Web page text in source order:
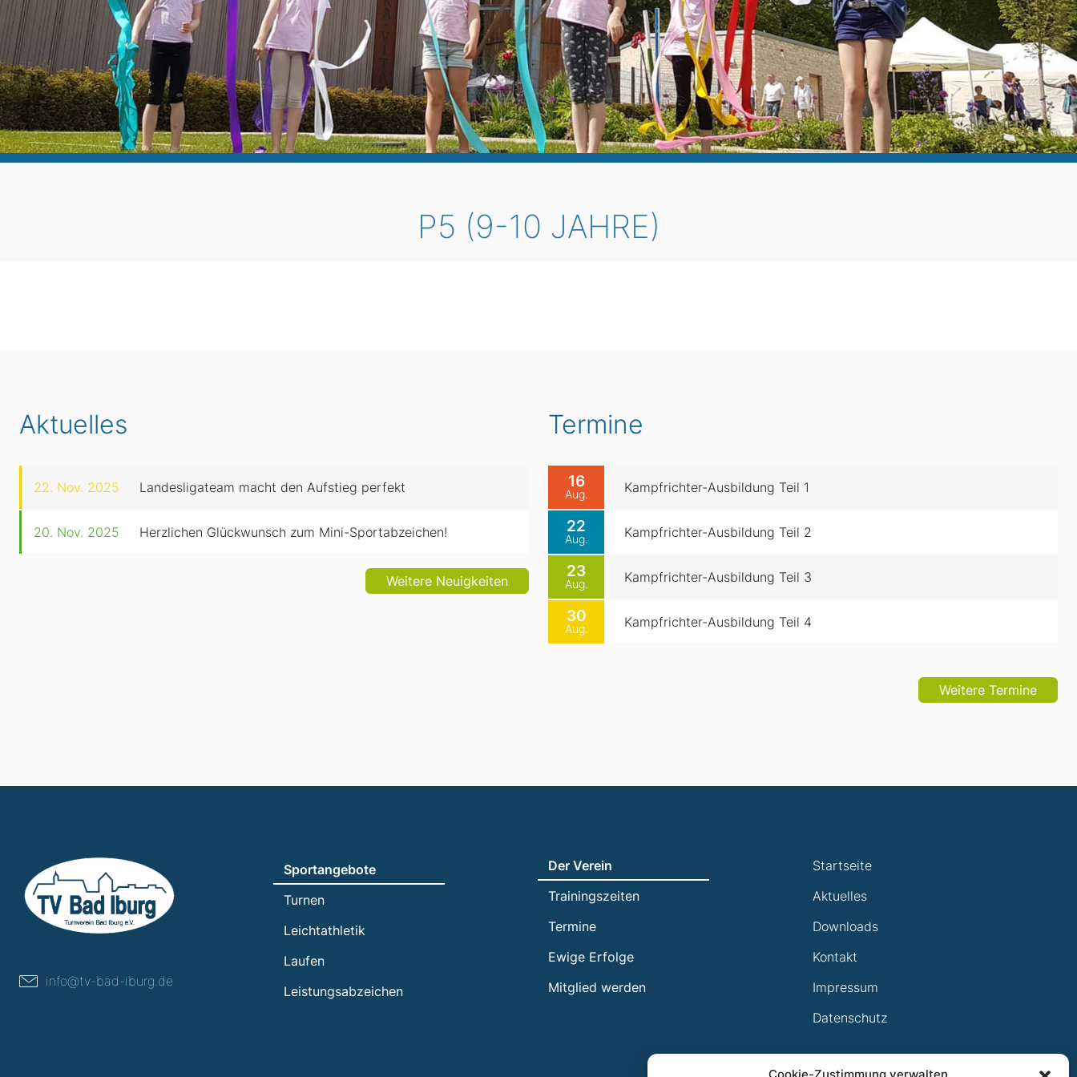
P5 (9-10 JAHRE)
Aktuelles
22. Nov. 2025 Landesligateam macht den Aufstieg perfekt
20. Nov. 2025 Herzlichen Glückwunsch zum Mini-Sportabzeichen!
Weitere Neuigkeiten
Termine
16
Aug. Kampfrichter-Ausbildung Teil 1
22
Aug. Kampfrichter-Ausbildung Teil 2
23
Aug. Kampfrichter-Ausbildung Teil 3
30
Aug. Kampfrichter-Ausbildung Teil 4
Weitere Termine
info@tv-bad-iburg.de
Sportangebote
Turnen
Leichtathletik
Laufen
Leistungsabzeichen
Der Verein
Trainingszeiten
Termine
Ewige Erfolge
Mitglied werden
Startseite
Aktuelles
Downloads
Kontakt
Impressum
Datenschutz